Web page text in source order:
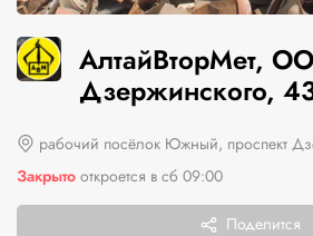
АлтайВторМет,
Дзержинского,
рабочий посёлок Южный, проспект
Закрыто откроется в сб 09:00
Поделится